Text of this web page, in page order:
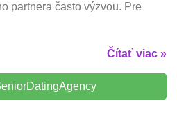
partnera často výzvou. Pre
Čítať viac »